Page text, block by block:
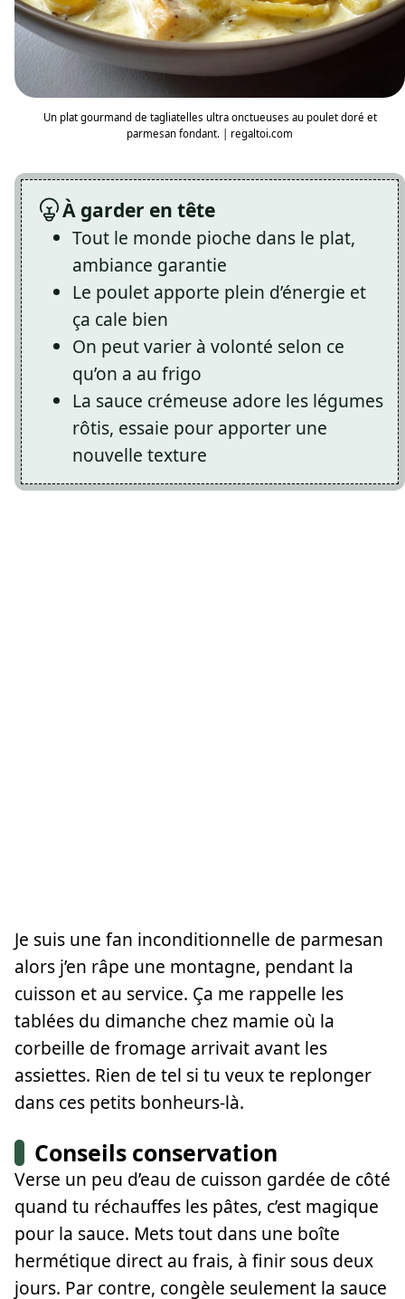
Un plat gourmand de tagliatelles ultra onctueuses au poulet doré et
parmesan fondant. | regaltoi.com
À garder en tête
Tout le monde pioche dans le plat,
ambiance garantie
Le poulet apporte plein d’énergie et
ça cale bien
On peut varier à volonté selon ce
qu’on a au frigo
La sauce crémeuse adore les légumes
rôtis, essaie pour apporter une
nouvelle texture
Je suis une fan inconditionnelle de parmesan
alors j’en râpe une montagne, pendant la
cuisson et au service. Ça me rappelle les
tablées du dimanche chez mamie où la
corbeille de fromage arrivait avant les
assiettes. Rien de tel si tu veux te replonger
dans ces petits bonheurs-là.
Conseils conservation
Verse un peu d’eau de cuisson gardée de côté
quand tu réchauffes les pâtes, c’est magique
pour la sauce. Mets tout dans une boîte
hermétique direct au frais, à finir sous deux
jours. Par contre, congèle seulement la sauce